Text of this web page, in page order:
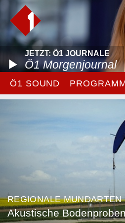
JETZT: Ö1 JOURNALE
Ö1 Morgenjournal
Ö1 SOUND
REGIONALE
Akustische